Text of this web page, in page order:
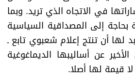
في الاتجاه الذي تريد. وبما
بحاجة إلى المصداقية السياسية
لها أن تنتج إعلام شعبوي تابع ـ
عن أساليبها الديماغوغية
قيمة لها أصلا.